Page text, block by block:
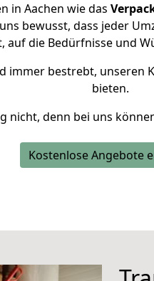
in Aachen wie das
bewusst, dass jeder
auf die Bedürfnisse und
immer bestrebt, unseren
bieten.
denn bei uns
Kostenlose Angebote